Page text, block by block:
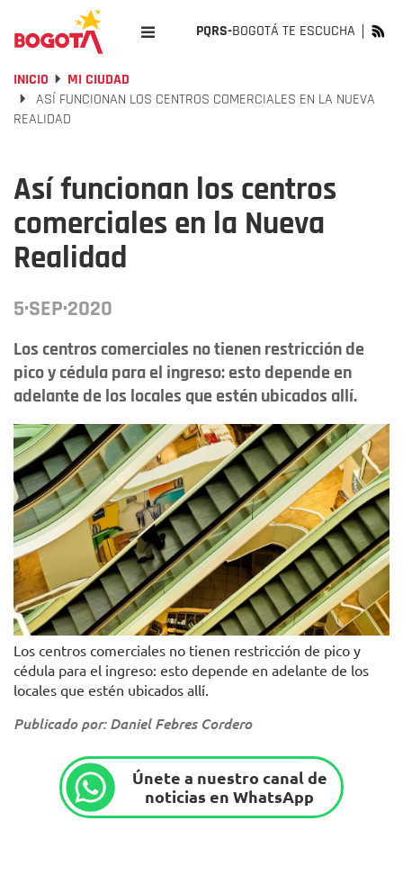
PQRS-BOGOTÁ TE ESCUCHA
INICIO
MI CIUDAD
ASÍ FUNCIONAN LOS CENTROS COMERCIALES EN LA NUEVA
REALIDAD
Así funcionan los centros
comerciales en la Nueva
Realidad
5·SEP·2020
Los centros comerciales no tienen restricción de
pico y cédula para el ingreso: esto depende en
adelante de los locales que estén ubicados allí.
Los centros comerciales no tienen restricción de pico y
cédula para el ingreso: esto depende en adelante de los
locales que estén ubicados allí.
Publicado por: Daniel Febres Cordero
Únete a nuestro canal de
noticias en WhatsApp